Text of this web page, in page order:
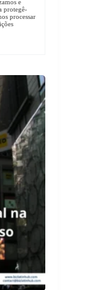
e
protegê-
processar